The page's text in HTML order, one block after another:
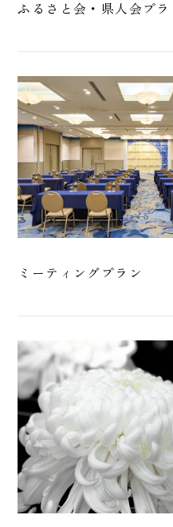
ふるさと会・県人会プラ
ミーティングプラン